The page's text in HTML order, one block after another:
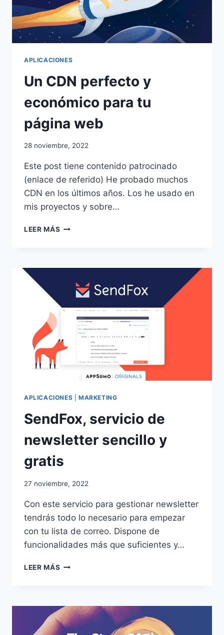
APLICACIONES
Un CDN perfecto y
económico para tu
página web
28 noviembre, 2022
Este post tiene contenido patrocinado
(enlace de referido) He probado muchos
CDN en los últimos años. Los he usado en
mis proyectos y sobre…
LEER MÁS UN
ECONÓMICO
PÁGINA
WEB
APLICACIONES MARKETING
SendFox, servicio de
newsletter sencillo y
gratis
27 noviembre, 2022
Con este servicio para gestionar newsletter
tendrás todo lo necesario para empezar
con tu lista de correo. Dispone de
funcionalidades más que suficientes y…
LEER MÁS SENDFOX,
SENCILLO
Y
GRATIS